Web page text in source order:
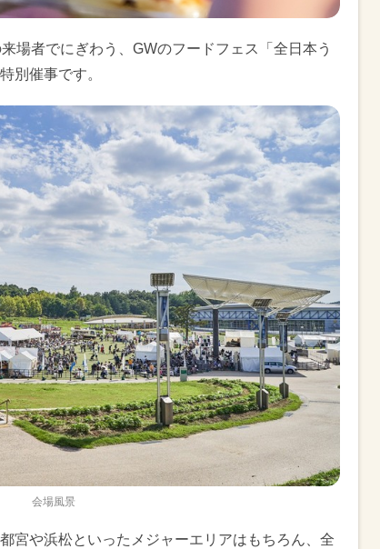
場者でにぎわう、GWのフードフェス「全日本う
別催事です。
会場風景
宮や浜松といったメジャーエリアはもちろん、全